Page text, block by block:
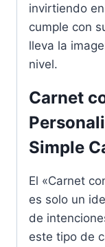
invirtiendo
cumple con
lleva la
nivel.
Carnet
Simple
El «Carnet
es solo un
de
este tipo de